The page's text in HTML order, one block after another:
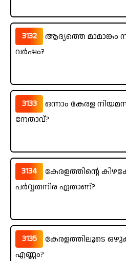
3132
ആദ്യത്തെ
വർഷം?
3133
ഒന്നാം കേരള
നേതാവ്?
3134
കേരളത്തിന്റെ
പർവ്വതനിര ഏതാണ്?
3135
കേരളത്തിലൂടെ
എണ്ണം?